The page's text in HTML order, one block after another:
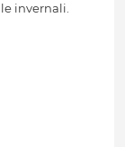
invernali.